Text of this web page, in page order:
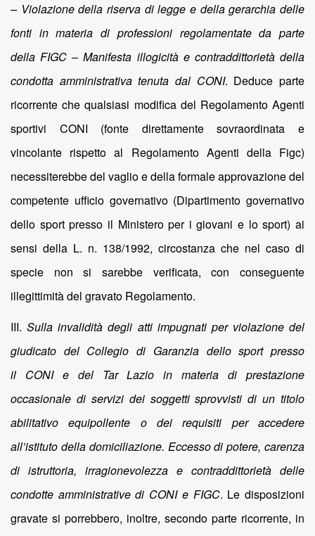
– Violazione della riserva di legge e della gerarchia delle
fonti in materia di professioni regolamentate da parte
della FIGC – Manifesta illogicità e contraddittorietà della
condotta amministrativa tenuta dal CONI. Deduce parte
ricorrente che qualsiasi modifica del Regolamento Agenti
sportivi CONI (fonte direttamente sovraordinata e
vincolante rispetto al Regolamento Agenti della Figc)
necessiterebbe del vaglio e della formale approvazione del
competente ufficio governativo (Dipartimento governativo
dello sport presso il Ministero per i giovani e lo sport) ai
sensi della L. n. 138/1992, circostanza che nel caso di
specie non si sarebbe verificata, con conseguente
illegittimità del gravato Regolamento.
III.Sulla invalidità degli atti impugnati per violazione del
giudicato del Collegio di Garanzia dello sport presso
il CONI e del Tar Lazio in materia di prestazione
occasionale di servizi dei soggetti sprovvisti di un titolo
abilitativo equipollente o dei requisiti per accedere
all’istituto della domiciliazione. Eccesso di potere, carenza
di istruttoria, irragionevolezza e contraddittorietà delle
condotte amministrative di CONI e FIGC. Le disposizioni
gravate si porrebbero, inoltre, secondo parte ricorrente, in